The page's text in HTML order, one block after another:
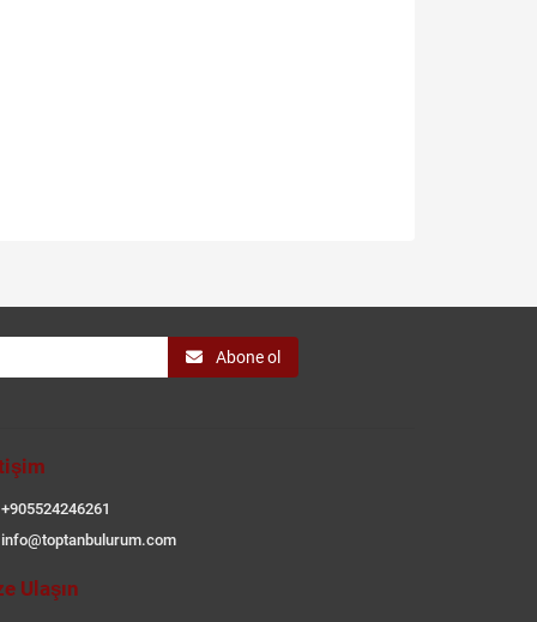
Abone ol
+905524246261
info@toptanbulurum.com
Ulaşın